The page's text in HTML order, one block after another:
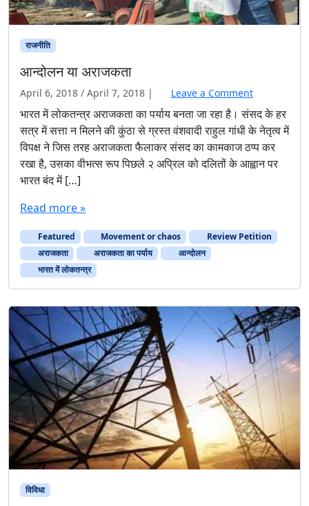
राजनीति
आन्दोलन या अराजकता
April 6, 2018 / April 7, 2018 | Leave a Comment
भारत में लोकतन्त्र अराजकता का पर्याय बनता जा रहा है। संसद के हर
सत्र में सत्ता न मिलने की कुंठा से ग्रस्त वंशवादी राहुल गांधी के नेतृत्व में
विपक्ष ने जिस तरह अराजकता फैलाकर संसद का कामकाज ठप्प कर
रखा है, उसका वीभत्स रूप पिछले २ अप्रिल को दलितों के आह्वान पर
भारत बंद में […]
Read more »
Featured Movement or chaos
Review Petition
अराजकता
अराजकता का पर्याय
आन्दोलन
भारत में लोकतन्त्र
विविधा